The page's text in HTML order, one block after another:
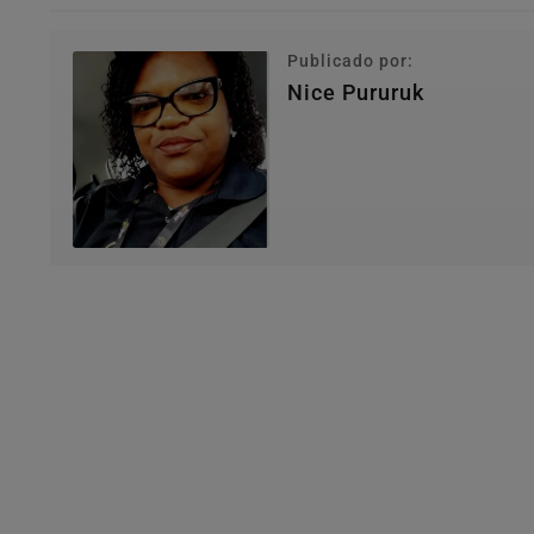
Publicado por:
Nice Pururuk